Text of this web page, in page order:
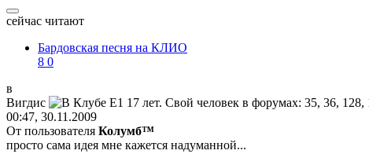
сейчас читают
Бардовская песня на КЛИО
8 0
в
Вигдис
00:47, 30.11.2009
От пользователя Колумб™
просто сама идея мне кажется надуманной...